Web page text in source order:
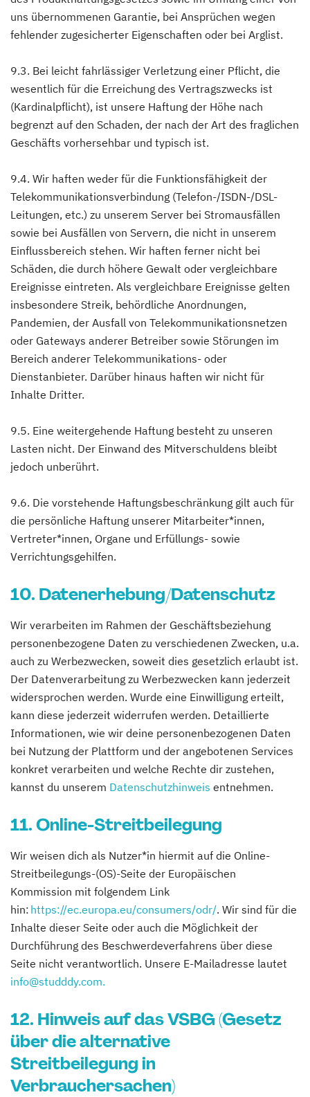
uns übernommenen Garantie, bei Ansprüchen wegen
fehlender zugesicherter Eigenschaften oder bei Arglist.
9.3. Bei leicht fahrlässiger Verletzung einer Pflicht, die
wesentlich für die Erreichung des Vertragszwecks ist
(Kardinalpflicht), ist unsere Haftung der Höhe nach
begrenzt auf den Schaden, der nach der Art des fraglichen
Geschäfts vorhersehbar und typisch ist.
9.4. Wir haften weder für die Funktionsfähigkeit der
Telekommunikationsverbindung (Telefon-/ISDN-/DSL-
Leitungen, etc.) zu unserem Server bei Stromausfällen
sowie bei Ausfällen von Servern, die nicht in unserem
Einflussbereich stehen. Wir haften ferner nicht bei
Schäden, die durch höhere Gewalt oder vergleichbare
Ereignisse eintreten. Als vergleichbare Ereignisse gelten
insbesondere Streik, behördliche Anordnungen,
Pandemien, der Ausfall von Telekommunikationsnetzen
oder Gateways anderer Betreiber sowie Störungen im
Bereich anderer Telekommunikations- oder
Dienstanbieter. Darüber hinaus haften wir nicht für
Inhalte Dritter.
9.5. Eine weitergehende Haftung besteht zu unseren
Lasten nicht. Der Einwand des Mitverschuldens bleibt
jedoch unberührt.
9.6. Die vorstehende Haftungsbeschränkung gilt auch für
die persönliche Haftung unserer Mitarbeiter*innen,
Vertreter*innen, Organe und Erfüllungs- sowie
Verrichtungsgehilfen.
10. Datenerhebung/Datenschutz
Wir verarbeiten im Rahmen der Geschäftsbeziehung
personenbezogene Daten zu verschiedenen Zwecken, u.a.
auch zu Werbezwecken, soweit dies gesetzlich erlaubt ist.
Der Datenverarbeitung zu Werbezwecken kann jederzeit
widersprochen werden. Wurde eine Einwilligung erteilt,
kann diese jederzeit widerrufen werden. Detaillierte
Informationen, wie wir deine personenbezogenen Daten
bei Nutzung der Plattform und der angebotenen Services
konkret verarbeiten und welche Rechte dir zustehen,
kannst du unserem Datenschutzhinweis entnehmen.
11. Online-Streitbeilegung
Wir weisen dich als Nutzer*in hiermit auf die Online-
Streitbeilegungs-(OS)-Seite der Europäischen
Kommission mit folgendem Link
hin: https://ec.europa.eu/consumers/odr/. Wir sind für die
Inhalte dieser Seite oder auch die Möglichkeit der
Durchführung des Beschwerdeverfahrens über diese
Seite nicht verantwortlich. Unsere E-Mailadresse lautet
info@studddy.com.
12. Hinweis auf das VSBG (Gesetz
über die alternative
Streitbeilegung in
Verbrauchersachen)